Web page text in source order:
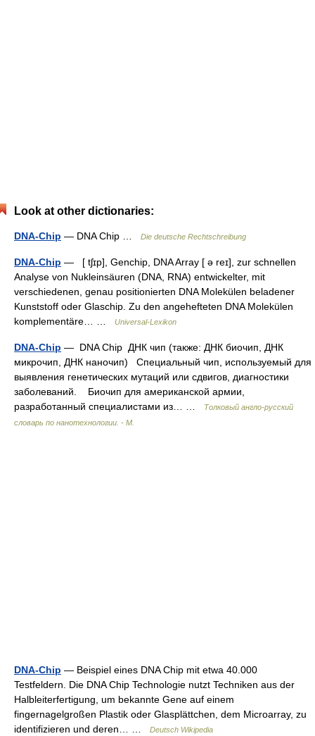
Look at other dictionaries:
DNA-Chip — DNA Chip … Die deutsche Rechtschreibung
DNA-Chip — [ tʃɪp], Genchip, DNA Array [ ə reɪ], zur schnellen
Analyse von Nukleinsäuren (DNA, RNA) entwickelter, mit
verschiedenen, genau positionierten DNA Molekülen beladener
Kunststoff oder Glaschip. Zu den angehefteten DNA Molekülen
komplementäre… …
Universal-Lexikon
DNA-Chip — DNA Chip ДНК чип (также: ДНК биочип, ДНК
микрочип, ДНК наночип) Специальный чип, используемый для
выявления генетических мутаций или сдвигов, диагностики
заболеваний. Биочип для американской армии,
разработанный специалистами из… …
Толковый англо-русский
словарь по нанотехнологии. - М.
DNA-Chip — Beispiel eines DNA Chip mit etwa 40.000
Testfeldern. Die DNA Chip Technologie nutzt Techniken aus der
Halbleiterfertigung, um bekannte Gene auf einem
fingernagelgroßen Plastik oder Glasplättchen, dem Microarray, zu
identifizieren und deren… …
Deutsch Wikipedia